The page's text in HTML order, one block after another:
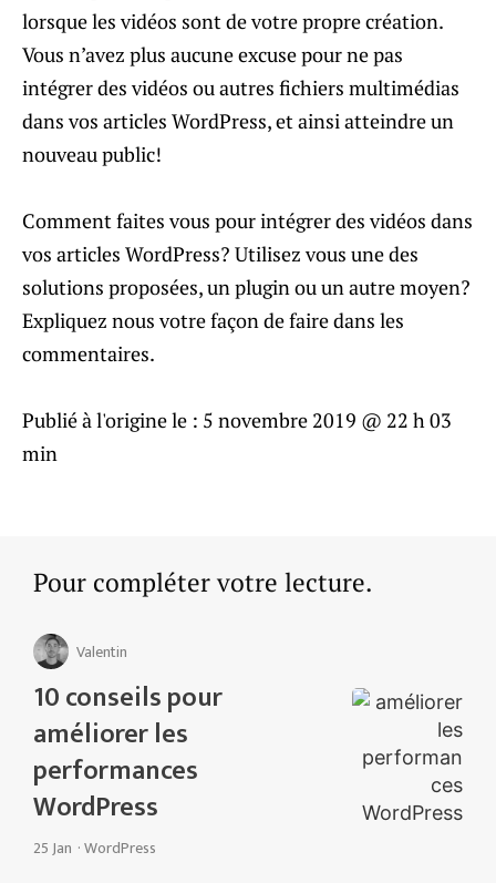
lorsque les vidéos sont de votre propre création.
Vous n’avez plus aucune excuse pour ne pas
intégrer des vidéos ou autres fichiers multimédias
dans vos articles WordPress, et ainsi atteindre un
nouveau public!
Comment faites vous pour intégrer des vidéos dans
vos articles WordPress? Utilisez vous une des
solutions proposées, un plugin ou un autre moyen?
Expliquez nous votre façon de faire dans les
commentaires.
Publié à l'origine le : 5 novembre 2019 @ 22 h 03
min
Pour compléter votre lecture.
Valentin
10 conseils pour
améliorer les
performances
WordPress
25 Jan ·WordPress